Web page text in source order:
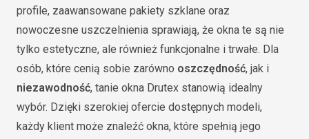
profile, zaawansowane pakiety szklane oraz
nowoczesne uszczelnienia sprawiają, że okna te są nie
tylko estetyczne, ale również funkcjonalne i trwałe. Dla
osób, które cenią sobie zarówno oszczędność, jak i
niezawodność, tanie okna Drutex stanowią idealny
wybór. Dzięki szerokiej ofercie dostępnych modeli,
każdy klient może znaleźć okna, które spełnią jego